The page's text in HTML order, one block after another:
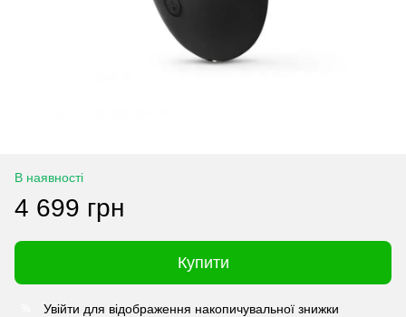
В наявності
4 699 грн
Купити
Увійти для відображення накопичувальної знижки